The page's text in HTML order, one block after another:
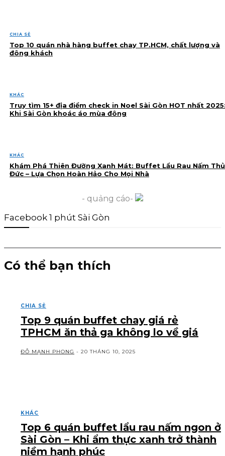
CHIA SẺ
Top 10 quán nhà hàng buffet chay TP.HCM, chất lượng và
đông khách
KHÁC
Truy tìm 15+ địa điểm check in Noel Sài Gòn HOT nhất
Khi Sài Gòn khoác áo mùa đông
KHÁC
Khám Phá Thiên Đường Xanh Mát: Buffet Lẩu Rau Nấm Thủ
Đức – Lựa Chọn Hoàn Hảo Cho Mọi Nhà
- quảng cáo-
Facebook 1 phút Sài Gòn
Có thể bạn thích
CHIA SẺ
Top 9 quán buffet chay giá rẻ
TPHCM ăn thả ga không lo về giá
ĐỖ MẠNH PHONG - 20 THÁNG 10, 2025
KHÁC
Top 6 quán buffet lẩu rau nấm ngon ở
Sài Gòn – Khi ẩm thực xanh trở thành
niềm hạnh phúc